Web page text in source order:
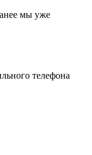
мы уже
телефона